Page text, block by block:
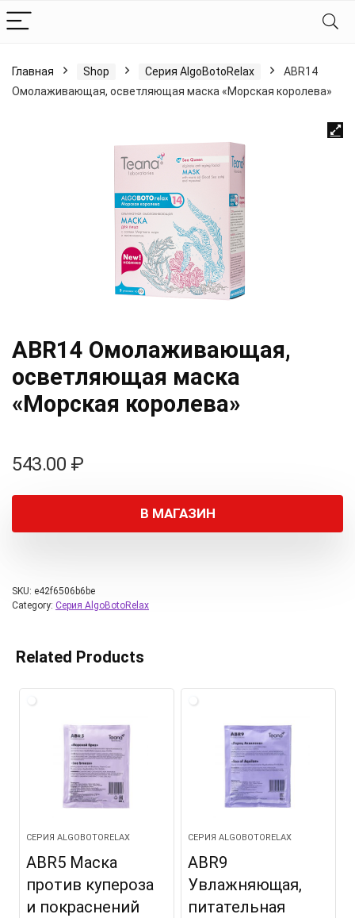
Главная Shop Серия AlgoBotoRelax
ABR14
Омолаживающая, осветляющая маска «Морская королева»
ABR14 Омолаживающая,
осветляющая маска
«Морская королева»
543.00 ₽
В МАГАЗИН
SKU: e42f6506b6be
Category: Серия AlgoBotoRelax
Related Products
СЕРИЯ ALGOBOTORELAX
ABR5 Маска
против купероза
и покраснений
СЕРИЯ ALGOBOTORELAX
ABR9
Увлажняющая,
питательная